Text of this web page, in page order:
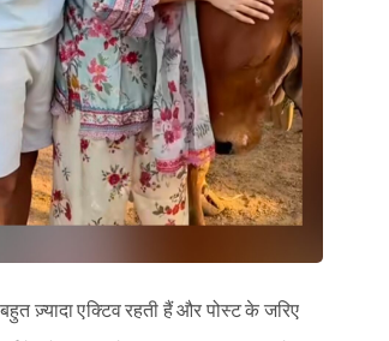
ज़्यादा एक्टिव रहती हैं और पोस्ट के जरिए